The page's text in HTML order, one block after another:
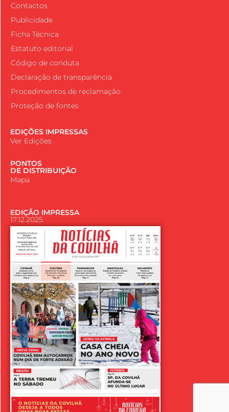
Contactos
Publicidade
Ficha Técnica
Estatuto editorial
Código de conduta
Declaração de transparência
Procedimentos de reclamação
Proteção de fontes
EDIÇÕES IMPRESSAS
Ver Edições
PONTOS
DE DISTRIBUIÇÃO
Mapa
EDIÇÃO IMPRESSA
17.12.2025